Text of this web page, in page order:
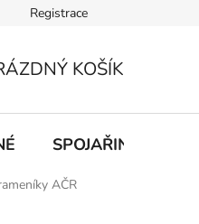
údajů
Registrace
KOŠÍK
SPOJAŘINA,
AČR